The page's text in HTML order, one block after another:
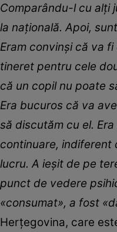
Comparându-l cu alți
la națională. Apoi,
Eram convinși că va
tineret pentru cele
că un copil nu poate
Era bucuros că va
să discutăm cu el.
continuare, indiferent
lucru. A ieșit de pe
punct de vedere
«consumat», a fost
Herţegovina, care